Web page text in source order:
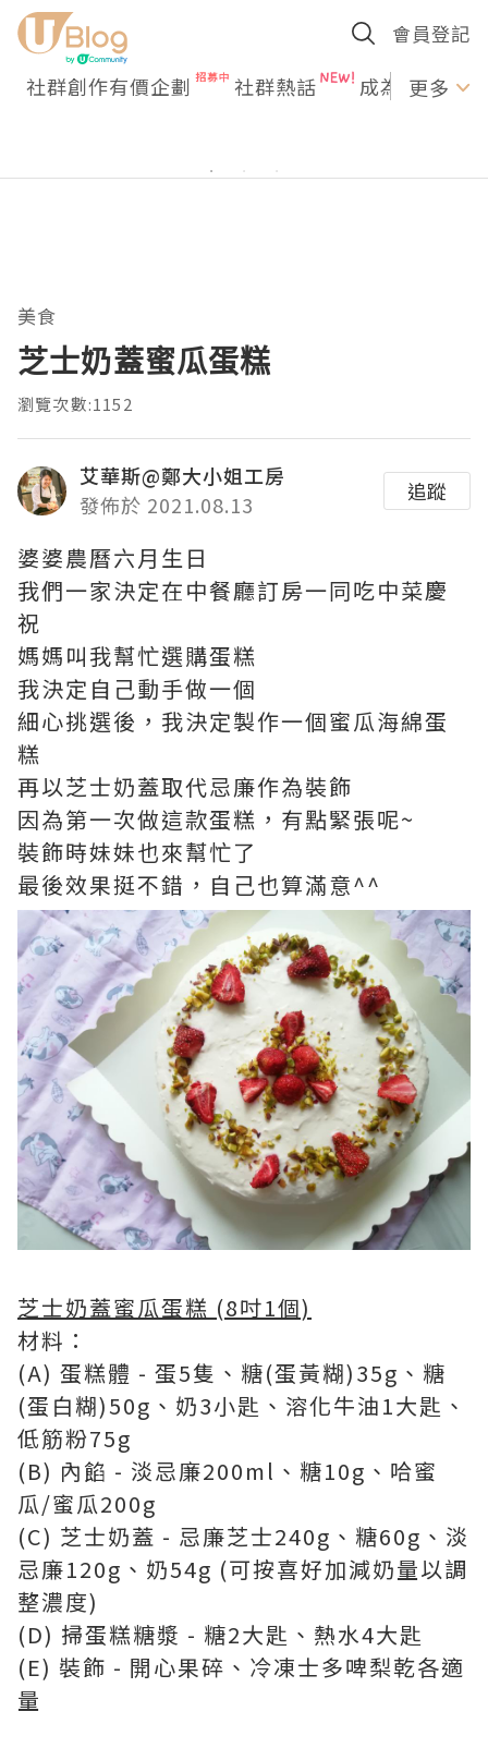
會員登記
社群創作有價企劃 社群熱話 成為U更多
美食
芝士奶蓋蜜瓜蛋糕
瀏覽次數:1152
艾華斯@鄭大小姐工房
發佈於 2021.08.13
追蹤
婆婆農曆六月生日
我們一家決定在中餐廳訂房一同吃中菜慶
祝
媽媽叫我幫忙選購蛋糕
我決定自己動手做一個
細心挑選後，我決定製作一個蜜瓜海綿蛋
糕
再以芝士奶蓋取代忌廉作為裝飾
因為第一次做這款蛋糕，有點緊張呢~
裝飾時妹妹也來幫忙了
最後效果挺不錯，自己也算滿意^^
芝士奶蓋蜜瓜蛋糕 (8吋1個)
材料：
(A) 蛋糕體 - 蛋5隻、糖(蛋黃糊)35g、糖
(蛋白糊)50g、奶3小匙、溶化牛油1大匙、
低筋粉75g
(B) 內餡 - 淡忌廉200ml、糖10g、哈蜜
瓜/蜜瓜200g
(C) 芝士奶蓋 - 忌廉芝士240g、糖60g、淡
忌廉120g、奶54g (可按喜好加減奶量以調
整濃度)
(D) 掃蛋糕糖漿 - 糖2大匙、熱水4大匙
(E) 裝飾 - 開心果碎、冷凍士多啤梨乾各適
量